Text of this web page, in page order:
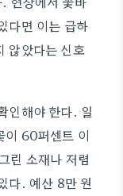
다면 이는 급하
않았다는 신호
인해야 한다. 일
이 60퍼센트 이
린 소재나 저렴
다. 예산 8만 원